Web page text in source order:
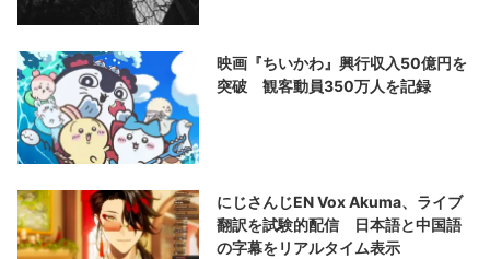
映画『ちいかわ』興行収入50億円を
突破 観客動員350万人を記録
にじさんじEN Vox Akuma、ライブ
翻訳を試験的配信 日本語と中国語
の字幕をリアルタイム表示